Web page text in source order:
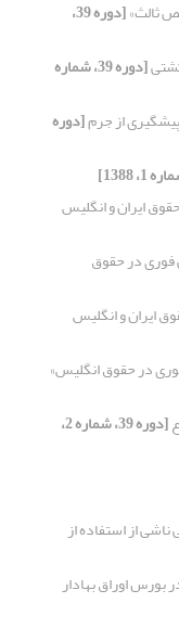
ثالث» [دوره 39،
[دوره 39، شماره
از جرم[دوره
ایران و انگلیس
در حقوق
ایران و انگلیس
در حقوق انگلیس»
[دوره 39، شماره 2،
از استفاده از
بورس اوراق بهادار